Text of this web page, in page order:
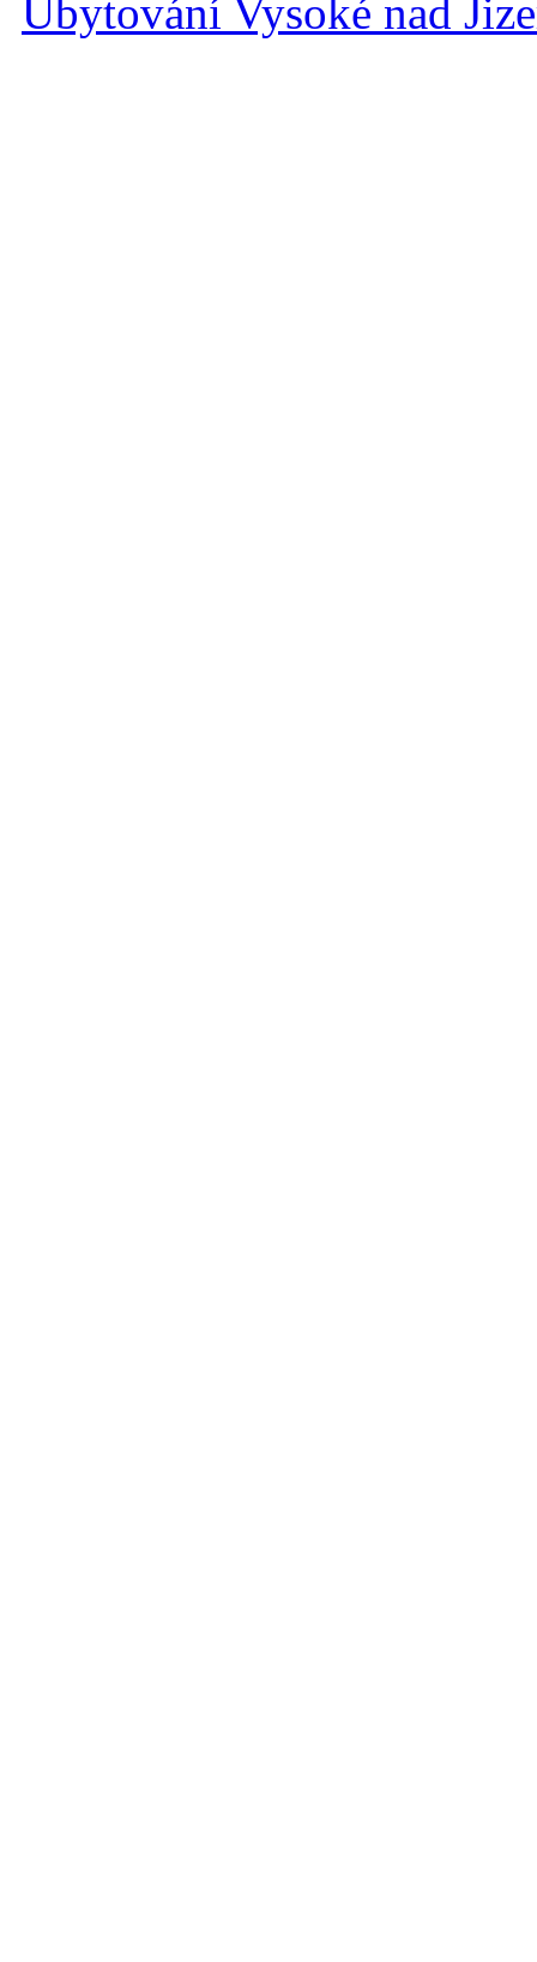
Ubytování Vysoké nad